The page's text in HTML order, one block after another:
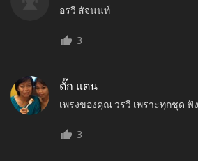
อรวี สัจนนท์
3
ตั๊ก แตน
เพรงของคุณ วรวี เพราะทุกชุด ฟั
3